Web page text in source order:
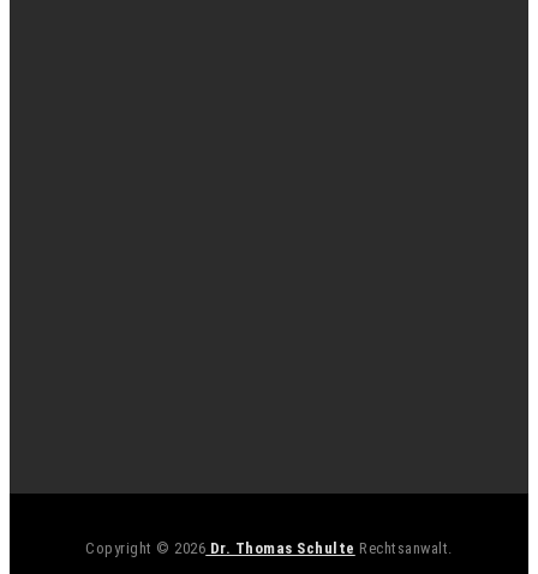
Copyright © 2026 Dr. Thomas Schulte Rechtsanwalt.